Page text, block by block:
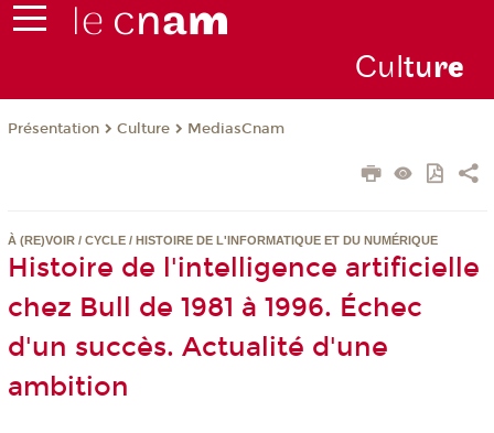
Culture
Présentation Culture MediasCnam
À (RE)VOIR / CYCLE / HISTOIRE DE L'INFORMATIQUE ET DU NUMÉRIQUE
Histoire de l'intelligence artificielle
chez Bull de 1981 à 1996. Échec
d'un succès. Actualité d'une
ambition